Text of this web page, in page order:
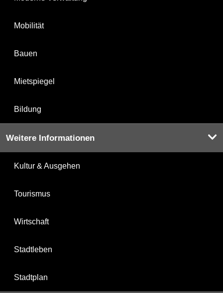
Mobilität
Bauen
Mietspiegel
Bildung
Weitere Informationen
Kultur & Ausgehen
Tourismus
Wirtschaft
Stadtleben
Stadtplan